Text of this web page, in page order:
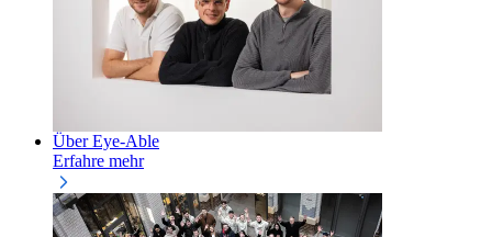
Über Eye-Able
Erfahre mehr